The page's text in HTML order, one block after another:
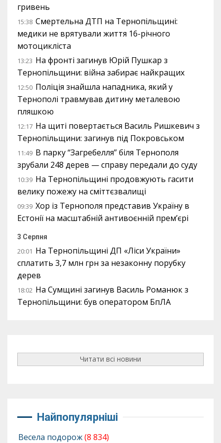
гривень
15:38 Смертельна ДТП на Тернопільщині:
медики не врятували життя 16-річного
мотоцикліста
13:23 На фронті загинув Юрій Пушкар з
Тернопільщини: війна забирає найкращих
12:50 Поліція знайшла нападника, який у
Тернополі травмував дитину металевою
пляшкою
12:17 На щиті повертається Василь Ришкевич з
Тернопільщини: загинув під Покровськом
11:49 В парку “Загребелля” біля Тернополя
зрубали 248 дерев — справу передали до суду
10:39 На Тернопільщині продовжують гасити
велику пожежу на сміттєзвалищі
09:39 Хор із Тернополя представив Україну в
Естонії на масштабній антивоєнній прем’єрі
3 Серпня
20:01 На Тернопільщині ДП «Ліси України»
сплатить 3,7 млн грн за незаконну порубку
дерев
18:02 На Сумщині загинув Василь Романюк з
Тернопільщини: був оператором БпЛА
Читати всі новини
Найпопулярніші
Весела подорож(8 834)